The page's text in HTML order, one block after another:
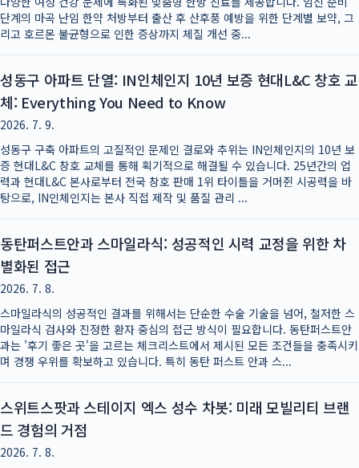
단계의 마곡 난임 한약 처방부터 출산 후 산후풍 예방을 위한 단계별 보약, 그
리고 호르몬 불균형으로 인한 증상까지 체질 개선 중...
성동구 아파트 단열: IN인체인지 10년 보증 현대L&C 창호 교
체: Everything You Need to Know
2026. 7. 9.
성동구 구축 아파트의 고질적인 문제인 결로와 추위는 IN인체인지의 10년 보
증 현대L&C 창호 교체를 통해 획기적으로 해결될 수 있습니다. 25년간의 업
력과 현대L&C 본사로부터 전국 창호 판매 1위 타이틀을 거머쥔 시공력을 바
탕으로, IN인체인지는 본사 직접 제작 및 품질 관리 ...
동탄퍼스트안과 스마일라식: 성공적인 시력 교정을 위한 차
별화된 접근
2026. 7. 8.
스마일라식의 성공적인 결과를 위해서는 단순한 수술 기술을 넘어, 철저한 스
마일라식 검사와 진정한 환자 중심의 접근 방식이 필요합니다. 동탄퍼스트안
과는 '후기 좋은 곳'을 고르는 체크리스트에서 제시된 모든 조건들을 충족시키
며 경쟁 우위를 확보하고 있습니다. 특히 동탄 퍼스트 안과 스...
스위트스팟과 스테이지 엑스 성수 차봇: 미래 모빌리티 브랜
드 경험의 거점
2026. 7. 8.